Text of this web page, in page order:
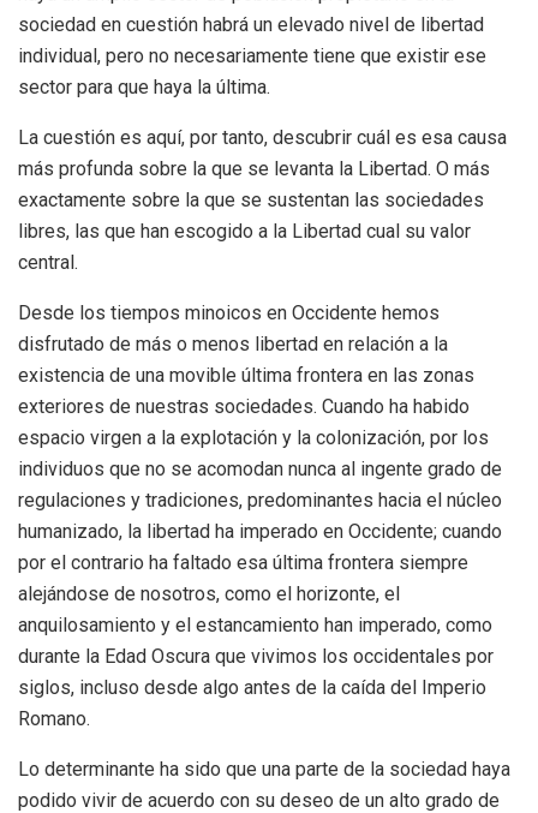
sociedad en cuestión habrá un elevado nivel de libertad
individual, pero no necesariamente tiene que existir ese
sector para que haya la última.
La cuestión es aquí, por tanto, descubrir cuál es esa causa
más profunda sobre la que se levanta la Libertad. O más
exactamente sobre la que se sustentan las sociedades
libres, las que han escogido a la Libertad cual su valor
central.
Desde los tiempos minoicos en Occidente hemos
disfrutado de más o menos libertad en relación a la
existencia de una movible última frontera en las zonas
exteriores de nuestras sociedades. Cuando ha habido
espacio virgen a la explotación y la colonización, por los
individuos que no se acomodan nunca al ingente grado de
regulaciones y tradiciones, predominantes hacia el núcleo
humanizado, la libertad ha imperado en Occidente; cuando
por el contrario ha faltado esa última frontera siempre
alejándose de nosotros, como el horizonte, el
anquilosamiento y el estancamiento han imperado, como
durante la Edad Oscura que vivimos los occidentales por
siglos, incluso desde algo antes de la caída del Imperio
Romano.
Lo determinante ha sido que una parte de la sociedad haya
podido vivir de acuerdo con su deseo de un alto grado de